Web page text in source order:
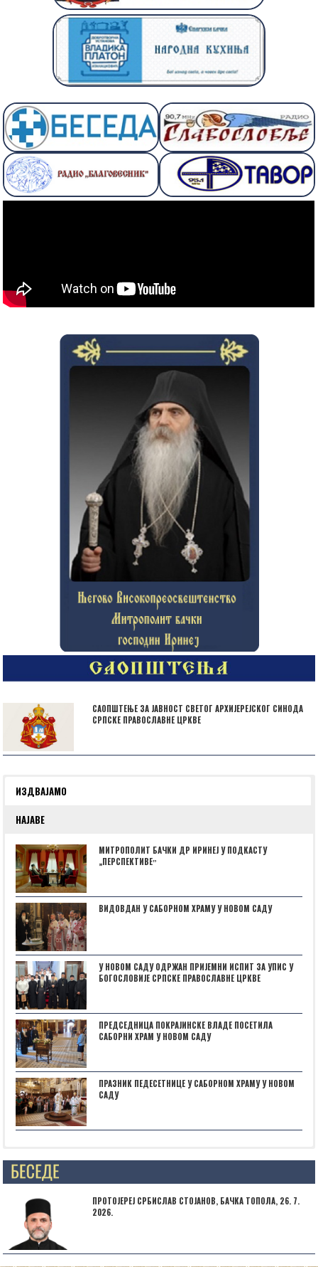
САОПШТЕЊЕ ЗА ЈАВНОСТ СВЕТОГ АРХИЈЕРЕЈСКОГ СИНОДА
СРПСКЕ ПРАВОСЛАВНЕ ЦРКВЕ
ИЗДВАЈАМО
НАЈАВЕ
МИТРОПОЛИТ БАЧКИ ДР ИРИНЕЈ У ПОДКАСТУ
„ПЕРСПЕКТИВЕˮ
ВИДОВДАН У САБОРНОМ ХРАМУ У НОВОМ САДУ
У НОВОМ САДУ ОДРЖАН ПРИЈЕМНИ ИСПИТ ЗА УПИС У
БОГОСЛОВИЈЕ СРПСКЕ ПРАВОСЛАВНЕ ЦРКВЕ
ПРЕДСЕДНИЦА ПОКРАЈИНСКЕ ВЛАДЕ ПОСЕТИЛА
САБОРНИ ХРАМ У НОВОМ САДУ
ПРАЗНИК ПЕДЕСЕТНИЦЕ У САБОРНОМ ХРАМУ У НОВОМ
САДУ
Posts not found
ПРОТОЈЕРЕЈ СРБИСЛАВ СТОЈАНОВ, БАЧКА ТОПОЛА, 26. 7.
2026.